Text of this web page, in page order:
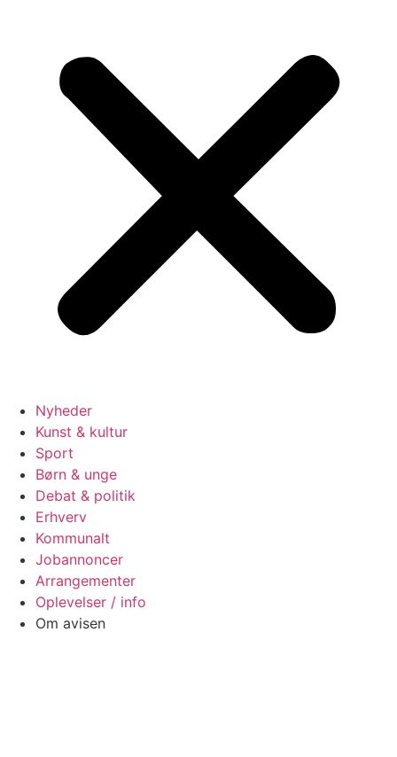
Nyheder
Kunst & kultur
Sport
Børn & unge
Debat & politik
Erhverv
Kommunalt
Jobannoncer
Arrangementer
Oplevelser / info
Om avisen